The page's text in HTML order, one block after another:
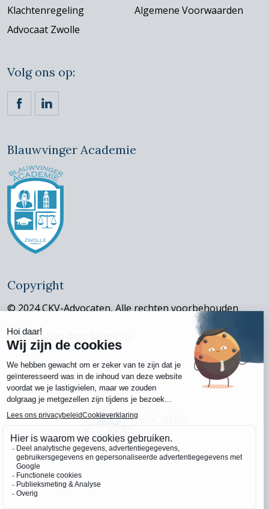
Klachtenregeling
Algemene Voorwaarden
Advocaat Zwolle
Volg ons op:
Blauwvinger Academie
Copyright
© 2024 CKV-Advocaten, Alle rechten voorbehouden
Gerealiseerd door